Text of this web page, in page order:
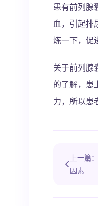
患有前列腺
血，引起排
炼一下，促
关于前列腺
的了解，患
力，所以患
上一篇
因素